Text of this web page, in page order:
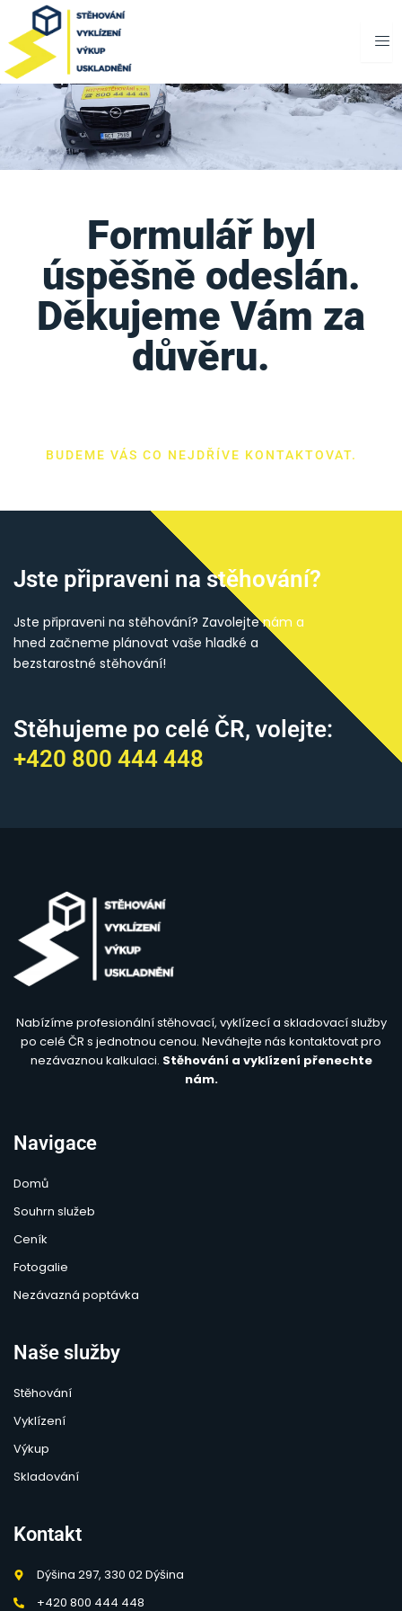
Přeskočit
obsah
Formulář byl
úspěšně odeslán.
Děkujeme Vám za
důvěru.
BUDEME VÁS CO NEJDŘÍVE KONTAKTOVAT.
Jste připraveni na stěhování?
Jste připraveni na stěhování? Zavolejte nám a
hned začneme plánovat vaše hladké a
bezstarostné stěhování!
Stěhujeme po celé ČR, volejte:
+420 800 444 448
Nabízíme profesionální stěhovací, vyklízecí a skladovací služby
po celé ČR s jednotnou cenou. Neváhejte nás kontaktovat pro
nezávaznou kalkulaci. Stěhování a vyklízení přenechte
nám.
Navigace
Domů
Souhrn služeb
Ceník
Fotogalie
Nezávazná poptávka
Naše služby
Stěhování
Vyklízení
Výkup
Skladování
Kontakt
Dýšina 297, 330 02 Dýšina
+420 800 444 448